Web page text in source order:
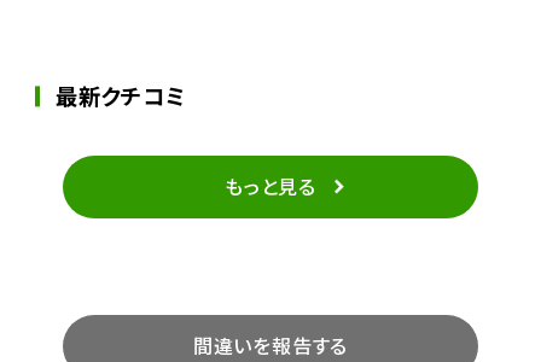
最新クチコミ
もっと見る
間違いを報告する